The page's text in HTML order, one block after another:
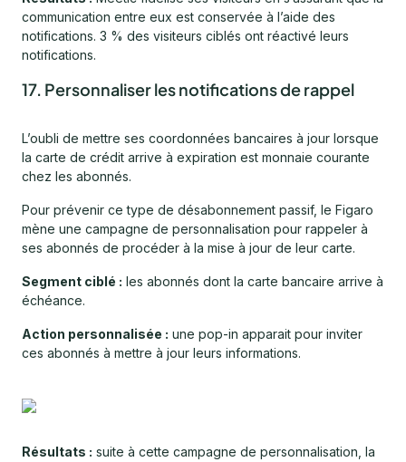
communication entre eux est conservée à l’aide des
notifications. 3 % des visiteurs ciblés ont réactivé leurs
notifications.
17. Personnaliser les notifications de rappel
L’oubli de mettre ses coordonnées bancaires à jour lorsque
la carte de crédit arrive à expiration est monnaie courante
chez les abonnés.
Pour prévenir ce type de désabonnement passif, le Figaro
mène une campagne de personnalisation pour rappeler à
ses abonnés de procéder à la mise à jour de leur carte.
Segment ciblé : les abonnés dont la carte bancaire arrive à
échéance.
Action personnalisée : une pop-in apparait pour inviter
ces abonnés à mettre à jour leurs informations.
Résultats : suite à cette campagne de personnalisation, la